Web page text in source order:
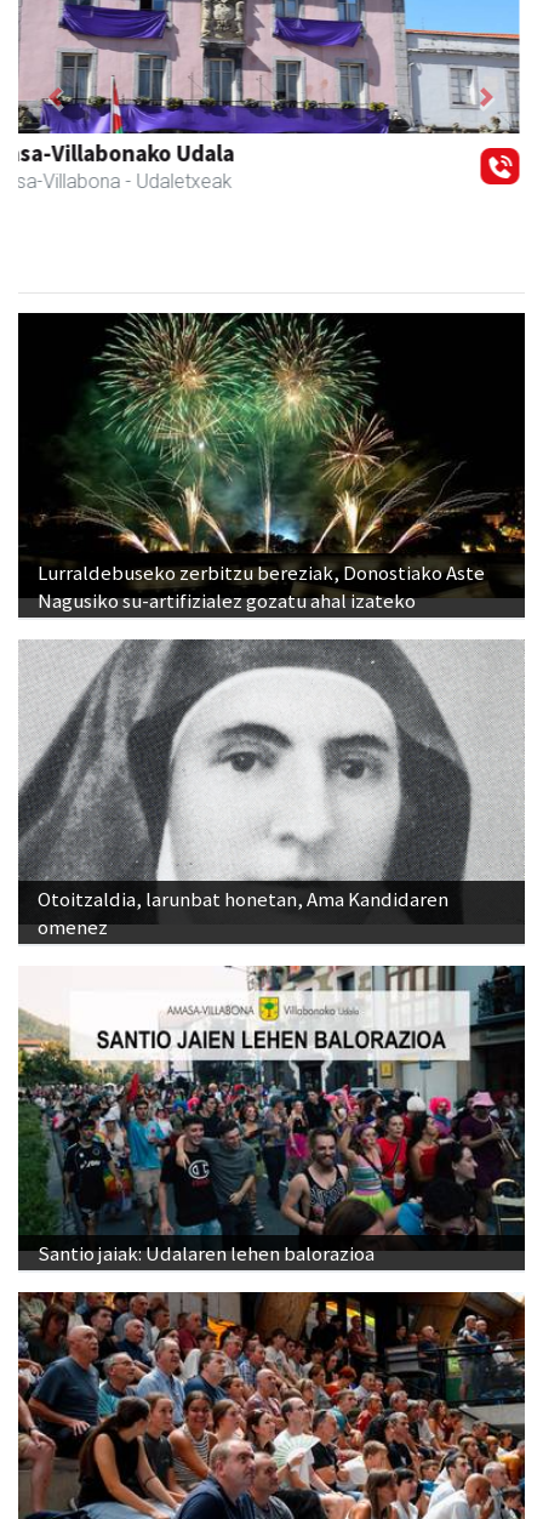
Erniobea BHI
Amasa-Villabona - Hezkuntza
Previous Next
Lurraldebuseko zerbitzu bereziak, Donostiako Aste
Nagusiko su-artifizialez gozatu ahal izateko
Otoitzaldia, larunbat honetan, Ama Kandidaren
omenez
Santio jaiak: Udalaren lehen balorazioa